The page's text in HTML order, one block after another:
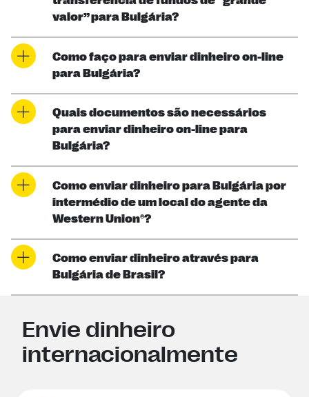
valor” para Bulgária?
Como faço para enviar dinheiro on-line
para Bulgária?
Quais documentos são necessários
para enviar dinheiro on-line para
Bulgária?
Como enviar dinheiro para Bulgária por
intermédio de um local do agente da
Western Union®?
Como enviar dinheiro através para
Bulgária de Brasil?
Envie dinheiro
internacionalmente